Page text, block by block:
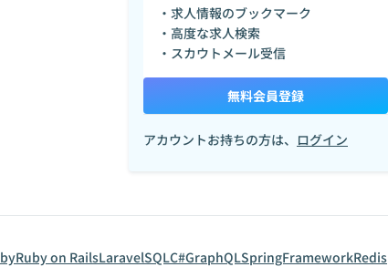
・求人情報のブックマーク
・高度な求人検索
・スカウトメール受信
無料会員登録
アカウントお持ちの方は、 ログイン
Ruby on RailsLaravelSQLC#GraphQLSpringFrameworkRedis